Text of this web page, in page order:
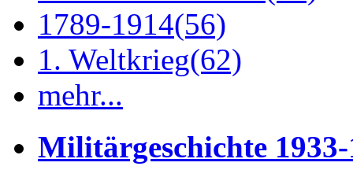
1789-1914(56)
1. Weltkrieg(62)
mehr...
Militärgeschichte 1933-